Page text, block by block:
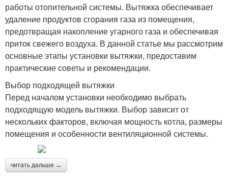
работы отопительной системы. Вытяжка обеспечивает
удаление продуктов сгорания газа из помещения,
предотвращая накопление угарного газа и обеспечивая
приток свежего воздуха. В данной статье мы рассмотрим
основные этапы установки вытяжки, предоставим
практические советы и рекомендации.
Выбор подходящей вытяжки
Перед началом установки необходимо выбрать
подходящую модель вытяжки. Выбор зависит от
нескольких факторов, включая мощность котла, размеры
помещения и особенности вентиляционной системы.
читать дальше →